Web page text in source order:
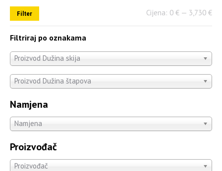
Filter Cijena: 0 € — 3,730 €
Filtriraj po oznakama
Proizvod Dužina skija
Proizvod Dužina štapova
Namjena
Namjena
Proizvođač
Proizvođač